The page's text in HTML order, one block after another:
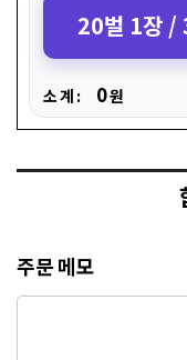
20벌 1장 /
소 계 : 0원
주문 메모